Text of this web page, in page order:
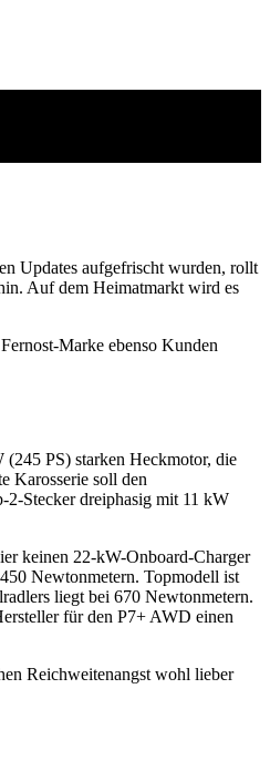
Updates aufgefrischt wurden, rollt
Auf dem Heimatmarkt wird es
Marke ebenso Kunden
PS) starken Heckmotor, die
Karosserie soll den
2-Stecker dreiphasig mit 11 kW
keinen 22-kW-Onboard-Charger
Newtonmetern. Topmodell ist
liegt bei 670 Newtonmetern.
für den P7+ AWD einen
Reichweitenangst wohl lieber